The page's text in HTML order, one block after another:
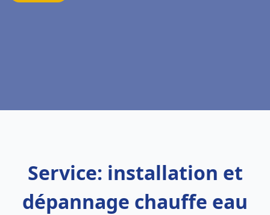
Service: installation et
dépannage chauffe eau